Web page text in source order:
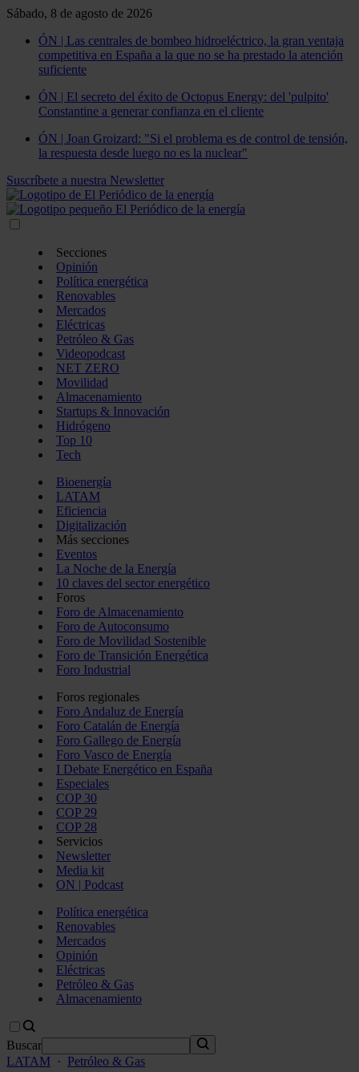
Sábado, 8 de agosto de 2026
ÓN | Las centrales de bombeo hidroeléctrico, la gran ventaja
competitiva en España a la que no se ha prestado la atención
suficiente
ÓN | El secreto del éxito de Octopus Energy: del 'pulpito'
Constantine a generar confianza en el cliente
ÓN | Joan Groizard: "Si el problema es de control de tensión,
la respuesta desde luego no es la nuclear"
Suscríbete a nuestra Newsletter
Secciones
Opinión
Política energética
Renovables
Mercados
Eléctricas
Petróleo & Gas
Videopodcast
NET ZERO
Movilidad
Almacenamiento
Startups & Innovación
Hidrógeno
Top 10
Tech
Bioenergía
LATAM
Eficiencia
Digitalización
Más secciones
Eventos
La Noche de la Energía
10 claves del sector energético
Foros
Foro de Almacenamiento
Foro de Autoconsumo
Foro de Movilidad Sostenible
Foro de Transición Energética
Foro Industrial
Foros regionales
Foro Andaluz de Energía
Foro Catalán de Energía
Foro Gallego de Energía
Foro Vasco de Energía
I Debate Energético en España
Especiales
COP 30
COP 29
COP 28
Servicios
Newsletter
Media kit
ON | Podcast
Política energética
Renovables
Mercados
Opinión
Eléctricas
Petróleo & Gas
Almacenamiento
Buscar
LATAM · Petróleo & Gas